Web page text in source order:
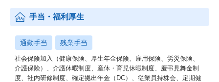
手当・福利厚生
通勤手当 残業手当
社会保険加入（健康保険、厚生年金保険、雇用保険、労災保険、
介護保険）、介護休暇制度、産休・育児休暇制度、慶弔見舞金制
度、社内研修制度、確定拠出年金（DC）、従業員持株会、定期健